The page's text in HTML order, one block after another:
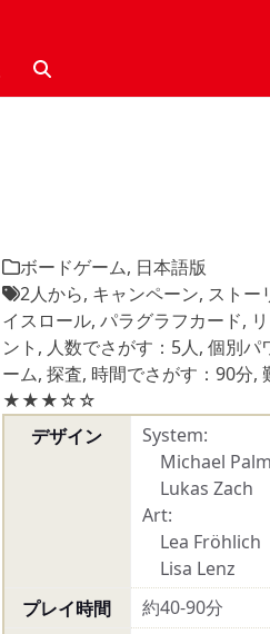
ボードゲーム, 日本語版
2人から, キャンペーン, ストー
イスロール, パラグラフカード,
ント , 人数でさがす：5人, 個別パ
ーム, 探査, 時間でさがす：90分,
★★★☆☆
デザイン
System:
Michael Palm
Lukas Zach
Art:
Lea Fröhlich
Lisa Lenz
プレイ時間
約40-90分